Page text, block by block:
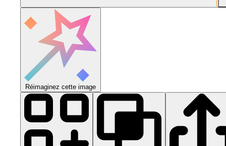
Réimaginez cette image